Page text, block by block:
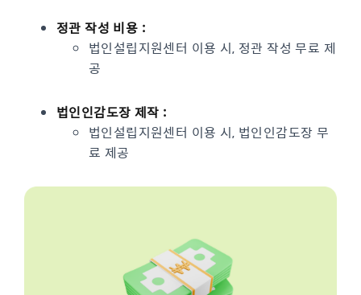
정관 작성 비용 :
법인설립지원센터 이용 시, 정관 작성 무료 제
공
법인인감도장 제작 :
법인설립지원센터 이용 시, 법인인감도장 무
료 제공